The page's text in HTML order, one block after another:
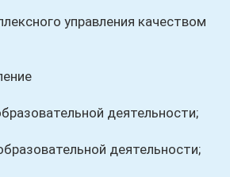
управления качеством
деятельности;
деятельности;